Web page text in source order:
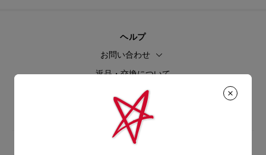
ヘルプ
お問い合わせ
返品・交換について
ブティック
よくあるご質問